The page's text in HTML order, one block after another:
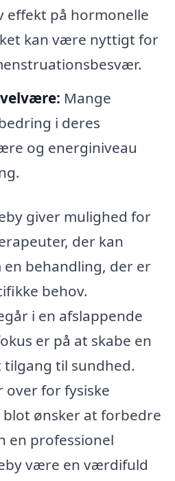
effekt på hormonelle
kan være nyttigt for
Mange
i deres
og energiniveau
giver mulighed for
der kan
behandling, der er
behov.
i en afslappende
er på at skabe en
til sundhed.
over for fysiske
ønsker at forbedre
en professionel
være en værdifuld